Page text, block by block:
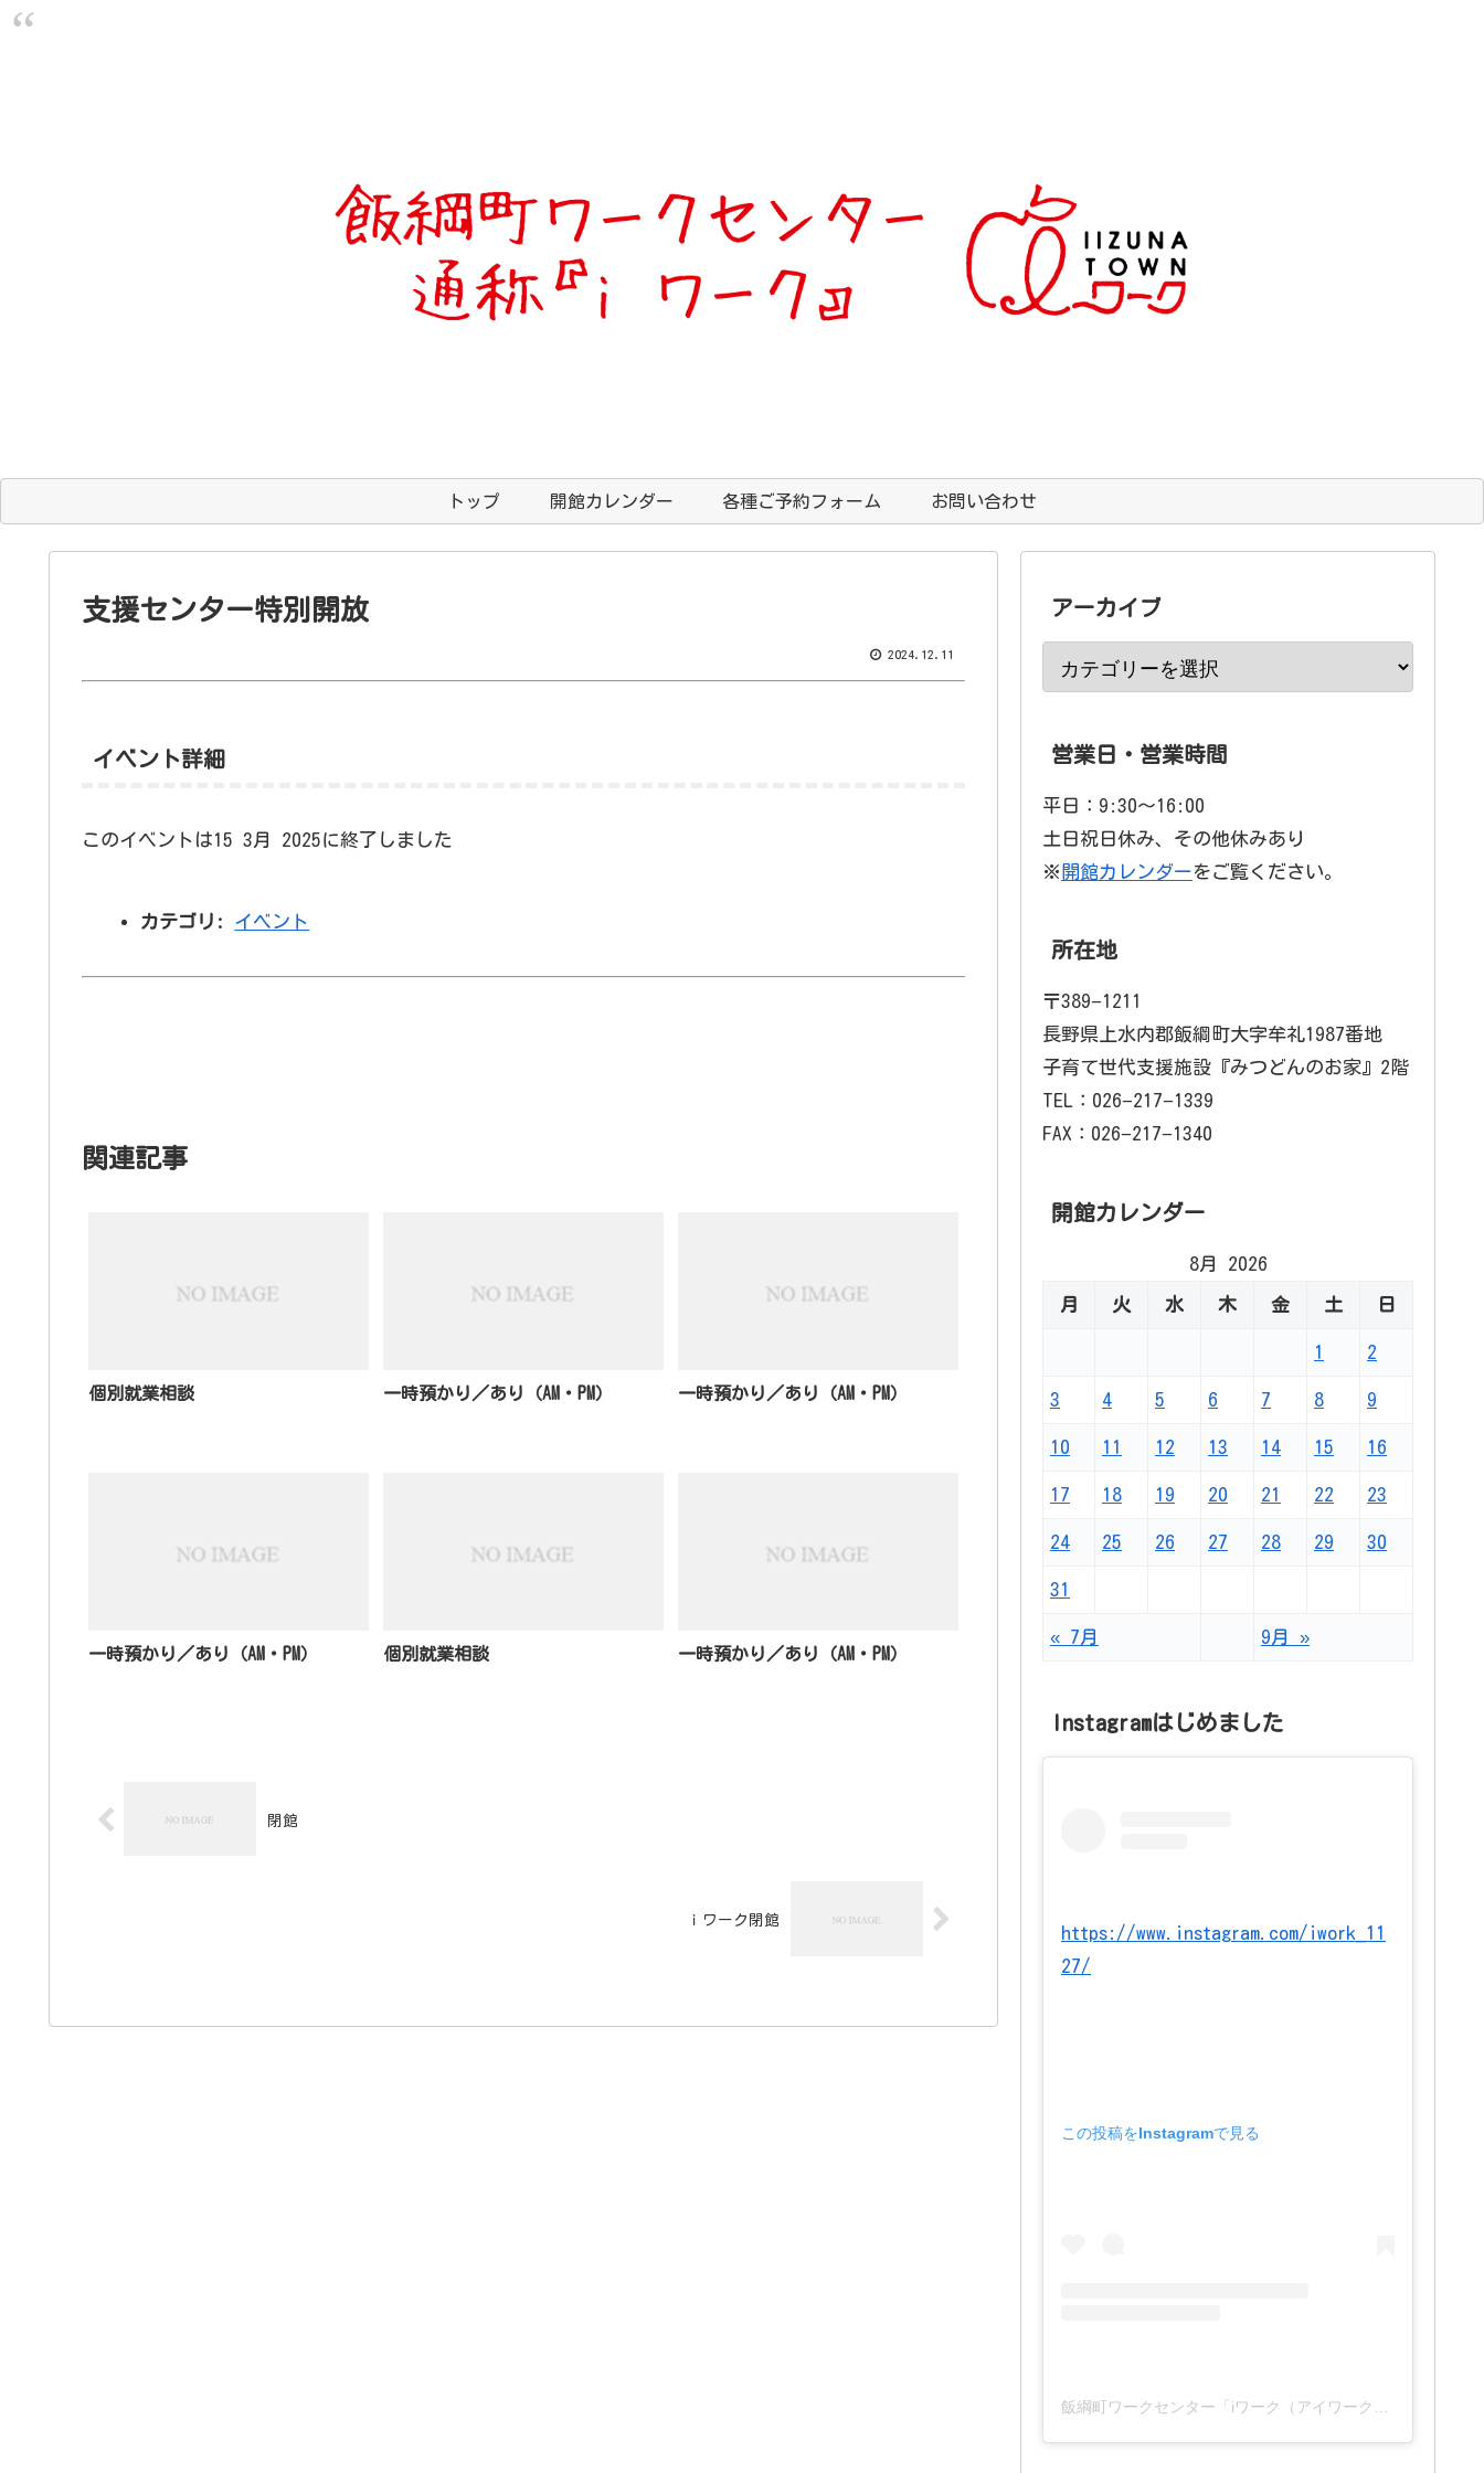
トップ 開館カレンダー 各種ご予約フォーム お問い合わせ
支援センター特別開放
2024.12.11
イベント詳細
このイベントは15 3月 2025に終了しました
カテゴリ: イベント
関連記事
個別就業相談 一時預かり／あり（AM・PM） 一時預かり／あり（AM・PM）
一時預かり／あり（AM・PM） 個別就業相談 一時預かり／あり（AM・PM）
閉館
ｉワーク閉館
アーカイブ
営業日・営業時間
平日：9:30〜16:00
土日祝日休み、その他休みあり
※ 開館カレンダーをご覧ください。
所在地
〒389−1211
長野県上水内郡飯綱町大字牟礼1987番地
子育て世代支援施設『みつどんのお家』2階
TEL：026−217−1339
FAX：026−217−1340
開館カレンダー
8月 2026
月 火 水 木 金 土 日
1 2
3 4 5 6 7 8 9
10 11 12 13 14 15 16
17 18 19 20 21 22 23
24 25 26 27 28 29 30
31
« 7月 9月 »
Instagramはじめました
https://www.instagram.com/iwork_11
27/
この投稿をInstagramで見る